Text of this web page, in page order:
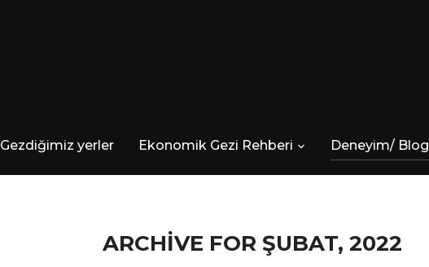
Gezdiğimiz yerler Ekonomik Gezi Rehberi Deneyim/ Blog
ARCHIVE FOR ŞUBAT, 2022